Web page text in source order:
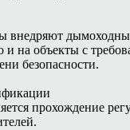
внедряют
и на объекты с
безопасности.
прохождение